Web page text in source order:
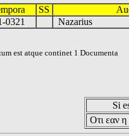
SS
0321 Nazarius
est atque continet 1 Documenta
Si
Οτι εαν